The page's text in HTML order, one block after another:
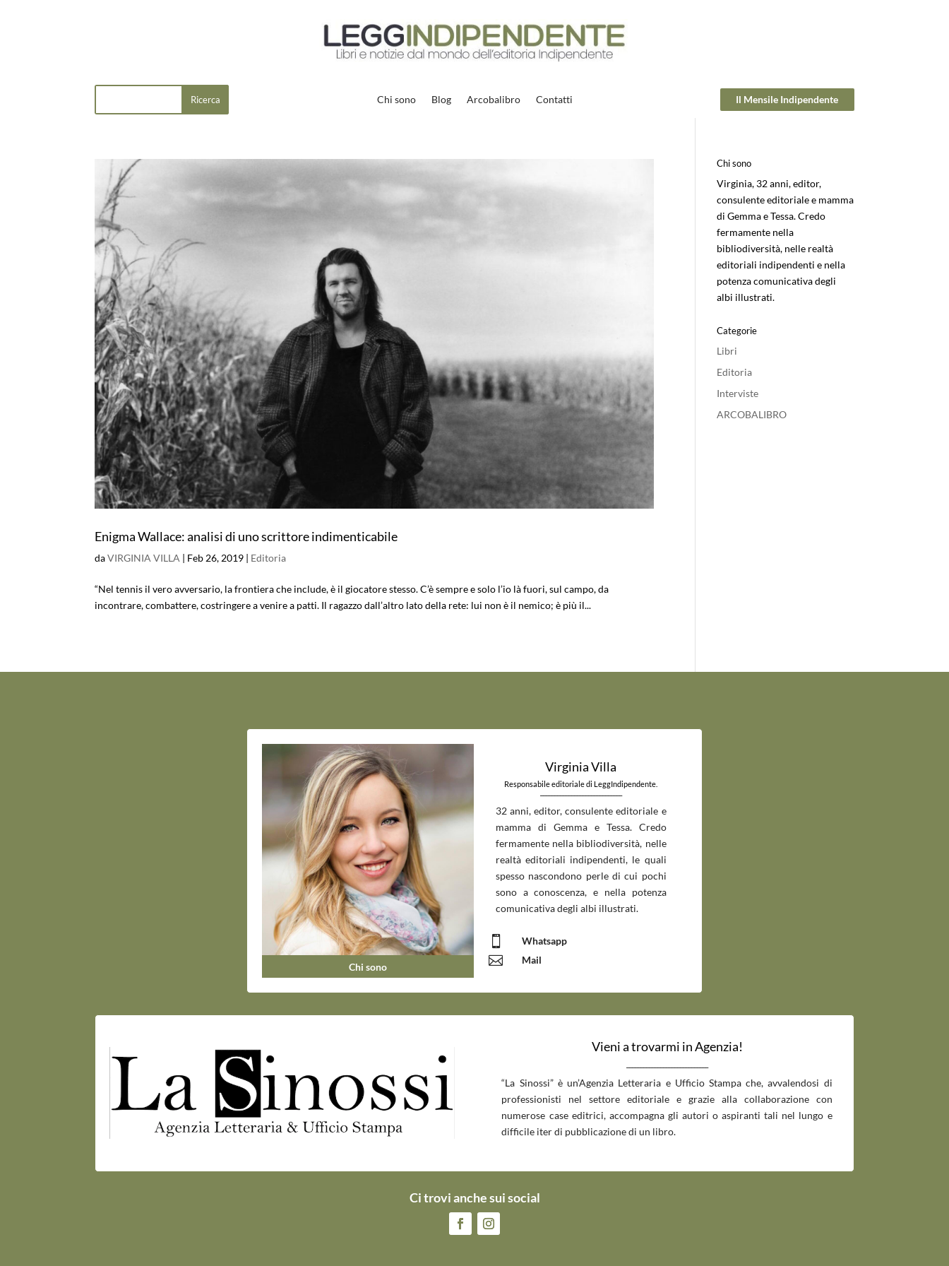
Chi sono Blog Arcobalibro Contatti Il Mensile Indipendente
Enigma Wallace: analisi di uno scrittore indimenticabile
daVIRGINIA VILLA | Feb 26, 2019 | Editoria
“Nel tennis il vero avversario, la frontiera che include, è il giocatore stesso. C’è sempre e solo l’io là fuori, sul campo, da
incontrare, combattere, costringere a venire a patti. Il ragazzo dall’altro lato della rete: lui non è il nemico; è più il...
Chi sono
Virginia, 32 anni, editor,
consulente editoriale e mamma
di Gemma e Tessa. Credo
fermamente nella
bibliodiversità, nelle realtà
editoriali indipendenti e nella
potenza comunicativa degli
albi illustrati.
Categorie
Libri
Editoria
Interviste
ARCOBALIBRO
Chi sono
Virginia Villa
Responsabile editoriale di LeggIndipendente.
_____________________________
32 anni, editor, consulente editoriale e
mamma di Gemma e Tessa. Credo
fermamente nella bibliodiversità, nelle
realtà editoriali indipendenti, le quali
spesso nascondono perle di cui pochi
sono a conoscenza, e nella potenza
comunicativa degli albi illustrati.
 Whatsapp
 Mail
Vieni a trovarmi in Agenzia!
“La Sinossi” è un’Agenzia Letteraria e Ufficio Stampa che, avvalendosi di
professionisti nel settore editoriale e grazie alla collaborazione con
numerose case editrici, accompagna gli autori o aspiranti tali nel lungo e
difficile iter di pubblicazione di un libro.
Ci trovi anche sui social